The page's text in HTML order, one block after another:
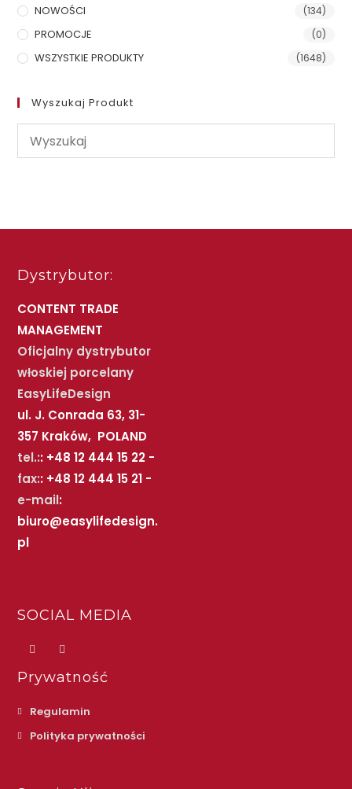
NOWOŚCI (134)
PROMOCJE (0)
WSZYSTKIE PRODUKTY (1648)
Wyszukaj Produkt
Dystrybutor:
CONTENT TRADE
MANAGEMENT
Oficjalny dystrybutor
włoskiej porcelany
EasyLifeDesign
ul. J. Conrada 63, 31-
357 Kraków, POLAND
tel.:: +48 12 444 15 22 -
fax:: +48 12 444 15 21 -
e-mail:
biuro@easylifedesign.
pl
SOCIAL MEDIA
Prywatność
Regulamin
Polityka prywatności